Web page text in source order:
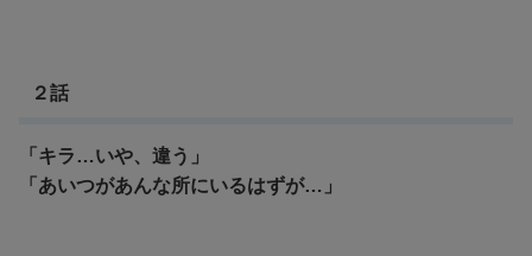
２話
「キラ…いや、違う」
「あいつがあんな所にいるはずが…」